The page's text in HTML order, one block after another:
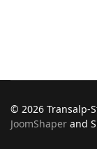
© 2026 Transalp-
JoomShaper and